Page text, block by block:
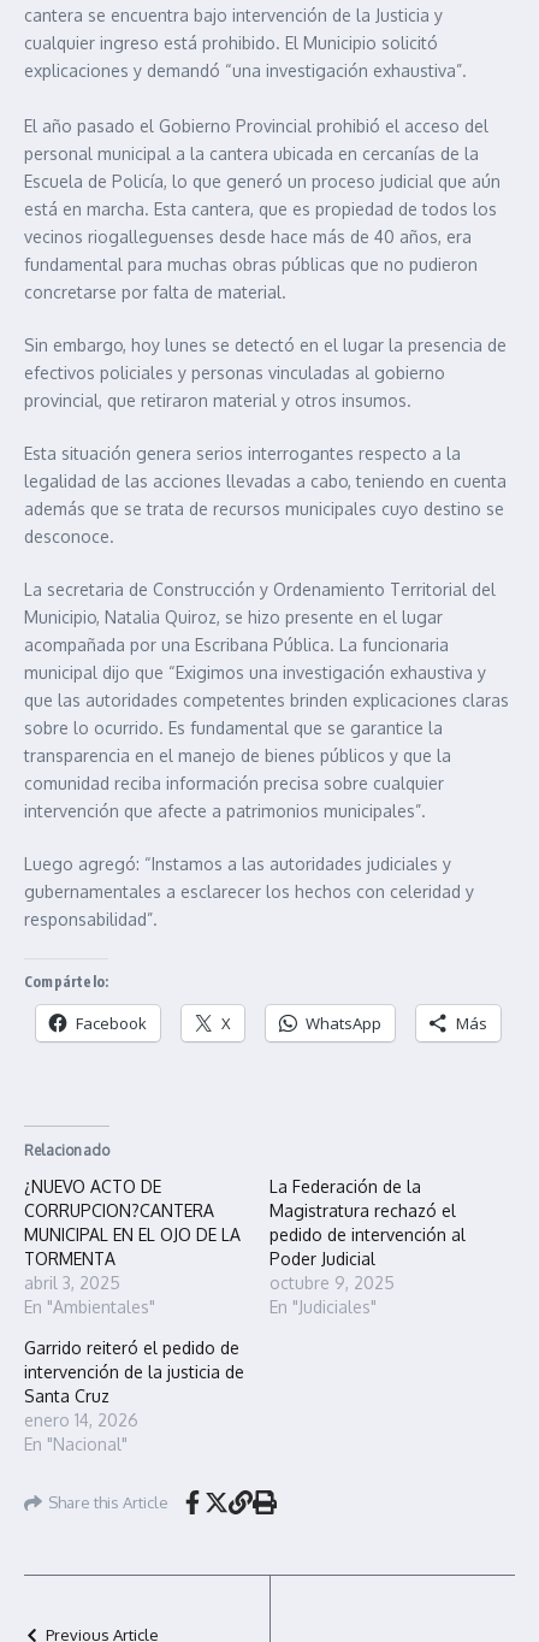
cantera se encuentra bajo intervención de la Justicia y
cualquier ingreso está prohibido. El Municipio solicitó
explicaciones y demandó “una investigación exhaustiva”.
El año pasado el Gobierno Provincial prohibió el acceso del
personal municipal a la cantera ubicada en cercanías de la
Escuela de Policía, lo que generó un proceso judicial que aún
está en marcha. Esta cantera, que es propiedad de todos los
vecinos riogalleguenses desde hace más de 40 años, era
fundamental para muchas obras públicas que no pudieron
concretarse por falta de material.
Sin embargo, hoy lunes se detectó en el lugar la presencia de
efectivos policiales y personas vinculadas al gobierno
provincial, que retiraron material y otros insumos.
Esta situación genera serios interrogantes respecto a la
legalidad de las acciones llevadas a cabo, teniendo en cuenta
además que se trata de recursos municipales cuyo destino se
desconoce.
La secretaria de Construcción y Ordenamiento Territorial del
Municipio, Natalia Quiroz, se hizo presente en el lugar
acompañada por una Escribana Pública. La funcionaria
municipal dijo que “Exigimos una investigación exhaustiva y
que las autoridades competentes brinden explicaciones claras
sobre lo ocurrido. Es fundamental que se garantice la
transparencia en el manejo de bienes públicos y que la
comunidad reciba información precisa sobre cualquier
intervención que afecte a patrimonios municipales”.
Luego agregó: “Instamos a las autoridades judiciales y
gubernamentales a esclarecer los hechos con celeridad y
responsabilidad”.
Compártelo:
Facebook X WhatsApp Más
Relacionado
¿NUEVO ACTO DE
CORRUPCION?CANTERA
MUNICIPAL EN EL OJO DE LA
TORMENTA
abril 3, 2025
En "Ambientales"
La Federación de la
Magistratura rechazó el
pedido de intervención al
Poder Judicial
octubre 9, 2025
En "Judiciales"
Garrido reiteró el pedido de
intervención de la justicia de
Santa Cruz
enero 14, 2026
En "Nacional"
Share this Article
Previous Article